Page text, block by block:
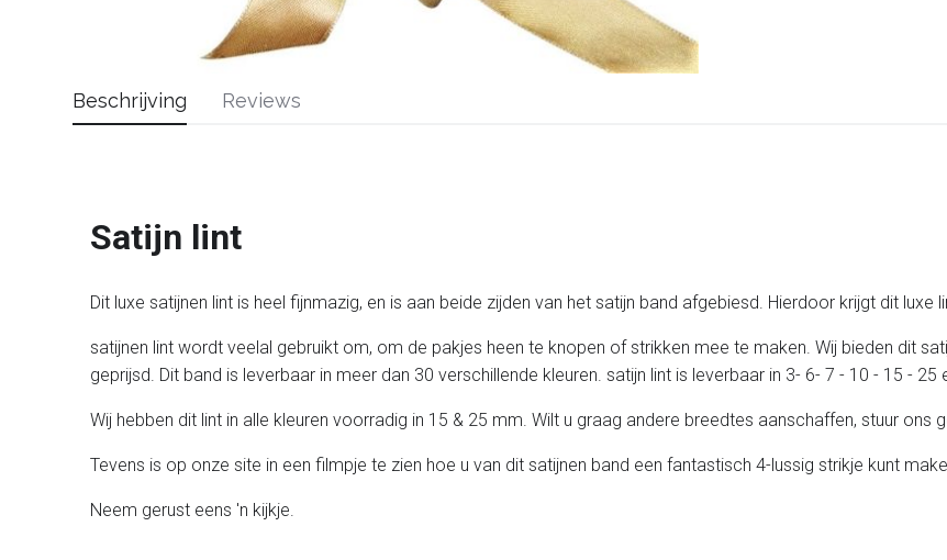
Beschrijving
Satijn lint
Dit luxe satijnen lint is heel fijnmazig, en is aan beide zijden van het satijn band afgebiesd. Hierdoor krijgt dit luxe
satijnen lint wordt veelal gebruikt om, om de pakjes heen te knopen of strikken mee te maken. Wij bieden dit
geprijsd. Dit band is leverbaar in meer dan 30 verschillende kleuren. satijn lint is leverbaar in 3- 6- 7 - 10 - 15 -
Wij hebben dit lint in alle kleuren voorradig in 15 & 25 mm. Wilt u graag andere breedtes aanschaffen, stuur ons
Tevens is op onze site in een filmpje te zien hoe u van dit satijnen band een fantastisch 4-lussig strikje kunt
Neem gerust eens 'n kijkje.
Reviews